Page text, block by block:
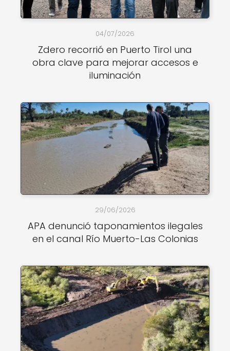
04/07/2026
Zdero recorrió en Puerto Tirol una
obra clave para mejorar accesos e
iluminación
29/06/2026
APA denunció taponamientos ilegales
en el canal Río Muerto-Las Colonias